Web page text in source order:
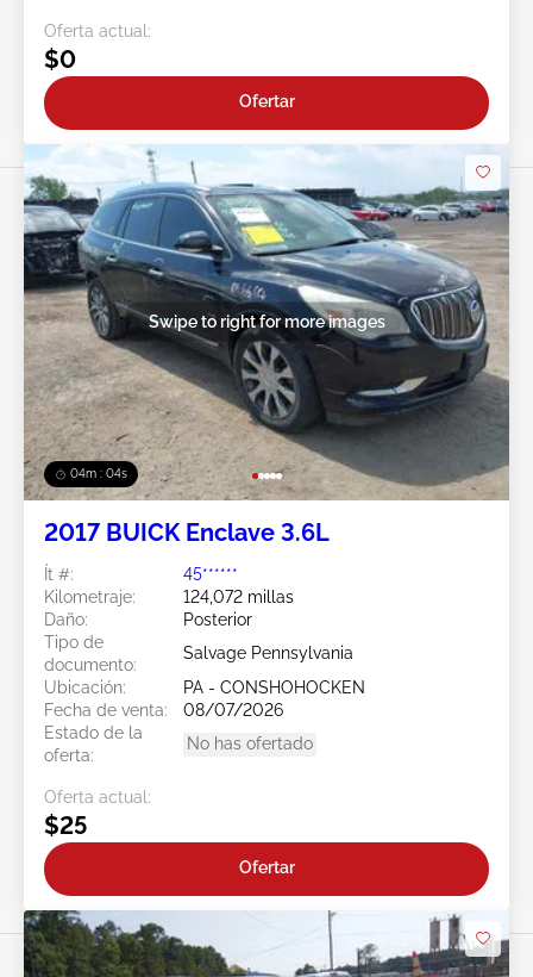
Oferta actual:
$0
Ofertar
04m : 02s
Swipe to right for more images
2017 BUICK Enclave 3.6L
Ít #:
45******
Kilometraje:
124,072 millas
Daño:
Posterior
Tipo de
documento:
Salvage Pennsylvania
Ubicación:
PA - CONSHOHOCKEN
Fecha de venta:
08/07/2026
Estado de la
oferta:
No has ofertado
Oferta actual:
$25
Ofertar